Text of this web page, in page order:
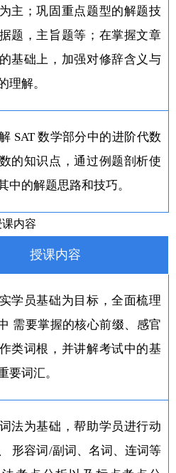
主；巩固重点题型的解题技
题，主旨题等；在掌握文章
基础上，加强对修辞含义与
理解。
SAT 数学部分中的进阶代数
的知识点，通过例题剖析使
中的解题思路和技巧。
课内容
授课内容
学员基础为目标，全面梳理
需要掌握的核心前缀、感官
类词根，并讲解考试中的基
要词汇。
法为基础，帮助学员进行动
形容词/副词、名词、连词等